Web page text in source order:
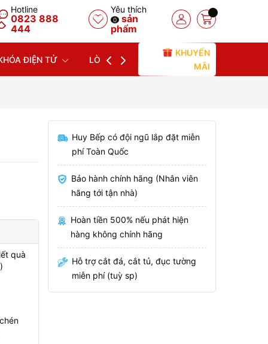
Hotline
0823 888
444
Yêu thích
0
sản
phẩm
ĐIỆN TỬ LÒ NƯỚNG LÒ VI SÓNG
KHUYẾN
MÃI
quà
Huy Bếp có đội ngũ lắp đặt miễn
phí Toàn Quốc
Bảo hành chính hãng (Nhân viên
hãng tới tận nhà)
Hoàn tiền 500% nếu phát hiện
hàng không chính hãng
Hỗ trợ cắt đá, cắt tủ, đục tường
miễn phí (tuỳ sp)